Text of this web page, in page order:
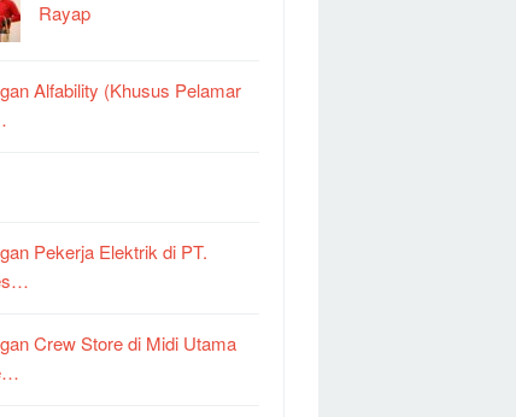
Rayap
Alfability (Khusus Pelamar
Pekerja Elektrik di PT.
Crew Store di Midi Utama